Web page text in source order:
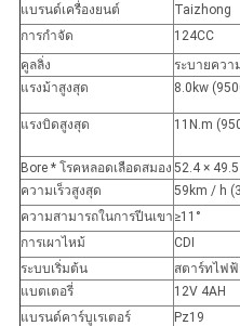
แบรนด์เครื่องยนต์
Taizhong
การกำจัด
124CC
คูลลิ่ง
ระบายควา
แรงม้าสูงสุด
8.0kw
แรงบิดสูงสุด 11N.m
Bore * โรคหลอดเลือดสมอง 52.4 ×
ความเร็วสูงสุด
59km / h
ความสามารถในการปีนเขา ≥11°
การเผาไหม้
CDI
ระบบเริ่มต้น
สตาร์ทไฟฟ้
แบตเตอรี่
12V 4AH
แบรนด์คาร์บูเรเตอร์
Pz19